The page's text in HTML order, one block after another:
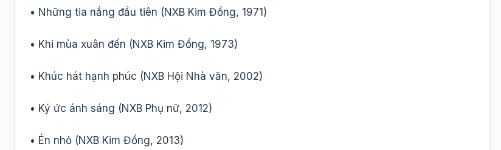
• Những tia nắng đầu tiên (NXB Kim Đồng, 1971)
• Khi mùa xuân đến (NXB Kim Đồng, 1973)
• Khúc hát hạnh phúc (NXB Hội Nhà văn, 2002)
• Ký ức ánh sáng (NXB Phụ nữ, 2012)
• Én nhỏ (NXB Kim Đồng, 2013)